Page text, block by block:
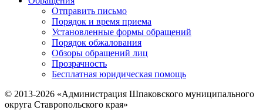
Отправить письмо
Порядок и время приема
Установленные формы обращений
Порядок обжалования
Обзоры обращений лиц
Прозрачность
Бесплатная юридическая помощь
© 2013-2026 «Администрация Шпаковского муниципального
округа Ставропольского края»